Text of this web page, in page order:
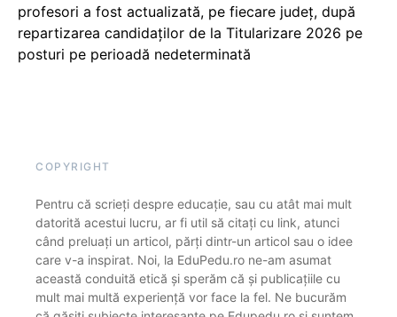
profesori a fost actualizată, pe fiecare județ, după
repartizarea candidaților de la Titularizare 2026 pe
posturi pe perioadă nedeterminată
COPYRIGHT
Pentru că scrieți despre educație, sau cu atât mai mult
datorită acestui lucru, ar fi util să citați cu link, atunci
când preluați un articol, părți dintr-un articol sau o idee
care v-a inspirat. Noi, la EduPedu.ro ne-am asumat
această conduită etică și sperăm că și publicațiile cu
mult mai multă experiență vor face la fel. Ne bucurăm